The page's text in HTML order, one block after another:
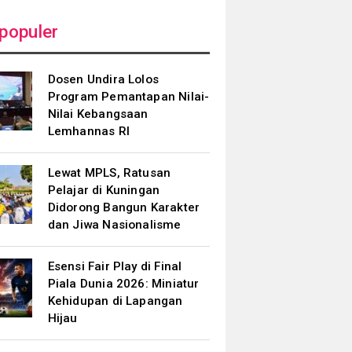
Dosen Undira Lolos
Program Pemantapan Nilai-
Nilai Kebangsaan
Lemhannas RI
Lewat MPLS, Ratusan
Pelajar di Kuningan
Didorong Bangun Karakter
dan Jiwa Nasionalisme
Esensi Fair Play di Final
Piala Dunia 2026: Miniatur
Kehidupan di Lapangan
Hijau